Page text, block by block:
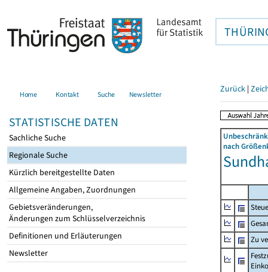
Home Kontakt Suche Newsletter
STATISTISCHE DATEN
Sachliche Suche
Regionale Suche
Kürzlich bereitgestellte Daten
Allgemeine Angaben, Zuordnungen
Gebietsveränderungen,
Änderungen zum Schlüsselverzeichnis
Definitionen und Erläuterungen
Newsletter
Zurück |
nach
Zu